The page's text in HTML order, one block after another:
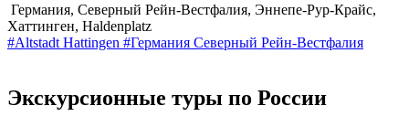
Германия, Северный Рейн-Вестфалия, Эннепе-Рур-Крайс,
Хаттинген, Haldenplatz
#Altstadt Hattingen #Германия Северный Рейн-Вестфалия
Экскурсионные туры по России